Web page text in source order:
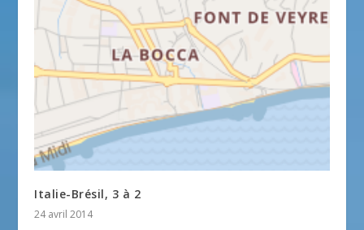
Italie-Brésil, 3 à 2
24 avril 2014